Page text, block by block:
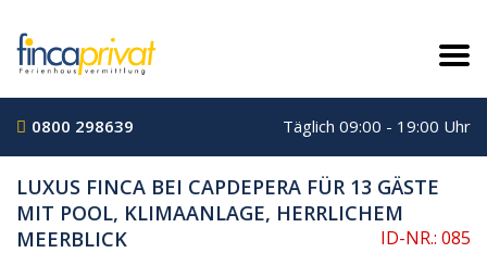
0800 298639 Täglich 09:00 - 19:00 Uhr
LUXUS FINCA BEI CAPDEPERA FÜR 13 GÄSTE
MIT POOL, KLIMAANLAGE, HERRLICHEM
MEERBLICK
ID-NR.: 085